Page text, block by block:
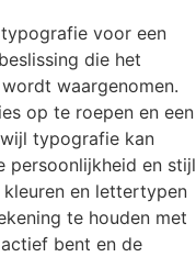
voor een
die het
waargenomen.
op te roepen en een
typografie kan
persoonlijkheid en stijl
en lettertypen
te houden met
bent en de